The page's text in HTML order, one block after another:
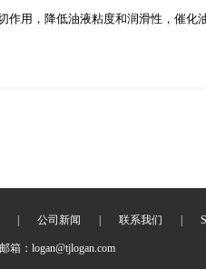
用，降低油液粘度和润滑性，催化
| 公司新闻 | 联系我们 |
：logan@tjlogan.com